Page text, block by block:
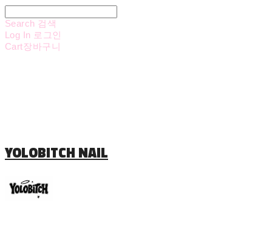
Search 검색
Log In 로그인
Cart장바구니
YOLOBITCH NAIL